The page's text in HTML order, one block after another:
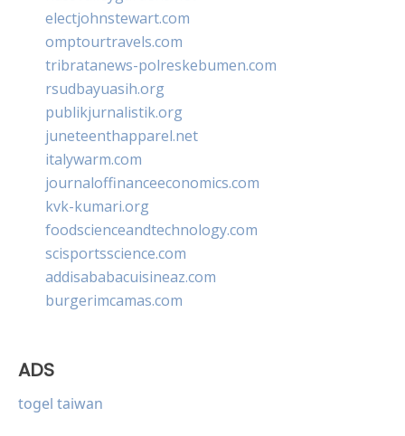
electjohnstewart.com
omptourtravels.com
tribratanews-polreskebumen.com
rsudbayuasih.org
publikjurnalistik.org
juneteenthapparel.net
italywarm.com
journaloffinanceeconomics.com
kvk-kumari.org
foodscienceandtechnology.com
scisportsscience.com
addisababacuisineaz.com
burgerimcamas.com
ADS
togel taiwan